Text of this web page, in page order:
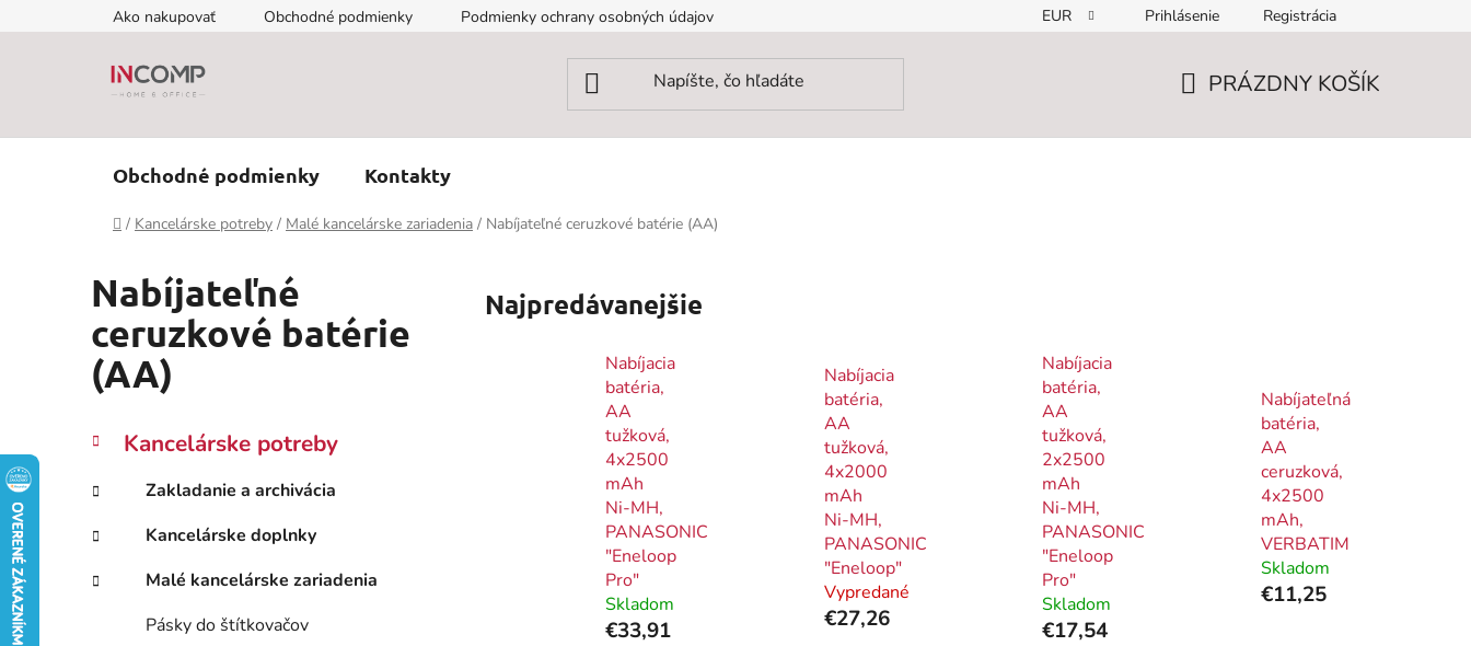
na
Ako nakupovať Obchodné podmienky Podmienky ochrany osobných údajov EUR Prihlásenie Registrácia
PRÁZDNY KOŠÍK
Obchodné podmienky Kontakty
Domov
/ Kancelárske potreby / Malé kancelárske zariadenia / Nabíjateľné ceruzkové batérie (AA)
Nabíjateľné
ceruzkové batérie
(AA)
B
č
ý
p
Preskočiť
kategórie
K
a
e
g
ó
r
Kancelárske potreby
Zakladanie a archivácia
Kancelárske doplnky
Malé kancelárske zariadenia
Pásky do štítkovačov
Najpredávanejšie
Nabíjacia
batéria,
AA
tužková,
4x2500
mAh
Ni-MH,
PANASONIC
"Eneloop
Pro"
Skladom
€33,91
Nabíjacia
batéria,
AA
tužková,
4x2000
mAh
Ni-MH,
PANASONIC
"Eneloop"
Vypredané
€27,26
Nabíjacia
batéria,
AA
tužková,
2x2500
mAh
Ni-MH,
PANASONIC
"Eneloop
Pro"
Skladom
€17,54
Nabíjateľná
batéria,
AA
ceruzková,
4x2500
mAh,
VERBATIM
Skladom
€11,25